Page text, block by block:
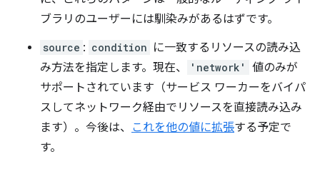
ブラリのユーザーには馴染みがあるはずです。
source : condition に一致するリソースの読み込
み方法を指定します。現在、
'network'
値のみが
サポートされています（サービス ワーカーをバイパ
スしてネットワーク経由でリソースを直接読み込み
ます）。今後は、 これを他の値に拡張する予定で
す。